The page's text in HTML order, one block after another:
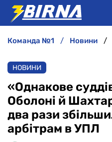
АНАЛІТИКА
ІНТЕРВ'Ю
РІЗНЕ
команда №1 новини
НОВИНИ
«Однакове
Оболоні й
два рази
арбітрам в УПЛ